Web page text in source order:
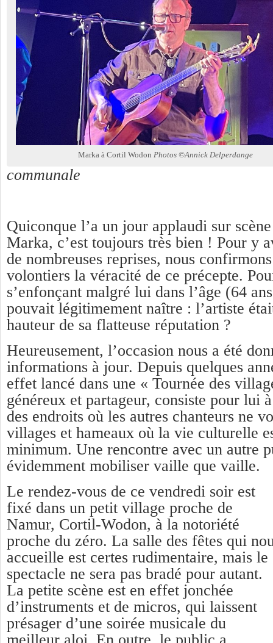
Marka à Cortil Wodon Photos ©Annick Delperdange
communale
Quiconque l’a un jour applaudi sur
Marka, c’est toujours très bien ! Pour y
de nombreuses reprises, nous
volontiers la véracité de ce précepte.
s’enfonçant malgré lui dans l’âge (64
pouvait légitimement naître : l’artiste
hauteur de sa flatteuse réputation ?
Heureusement, l’occasion nous a été
informations à jour. Depuis quelques
effet lancé dans une « Tournée des
généreux et partageur, consiste pour lui
des endroits où les autres chanteurs ne
villages et hameaux où la vie culturelle
minimum. Une rencontre avec un autre
évidemment mobiliser vaille que vaille.
Le rendez-vous de ce vendredi soir est
fixé dans un petit village proche de
Namur, Cortil-Wodon, à la notoriété
proche du zéro. La salle des fêtes qui
accueille est certes rudimentaire, mais le
spectacle ne sera pas bradé pour autant.
La petite scène est en effet jonchée
d’instruments et de micros, qui laissent
présager d’une soirée musicale du